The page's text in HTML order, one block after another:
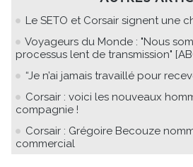
Le SETO et Corsair signent une
Voyageurs du Monde : "Nous
processus lent de transmission"
“Je n’ai jamais travaillé pour
Corsair : voici les nouveaux
compagnie !
Corsair : Grégoire Becouze
commercial